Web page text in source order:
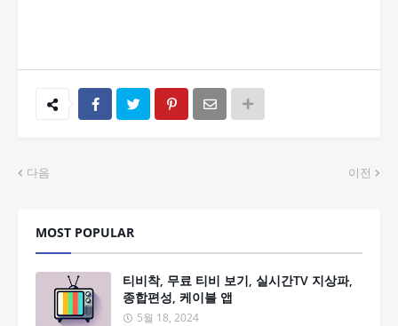
다음 이전
MOST POPULAR
티비착, 무료 티비 보기, 실시간TV 지상파,
종합편성, 케이블 앱
5월 18, 2024